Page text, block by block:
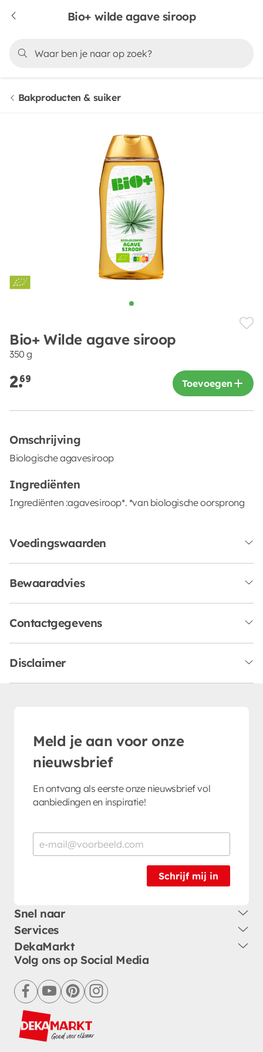
Bio+ wilde agave siroop
Bakproducten & suiker
Bio+ Wilde agave siroop
350 g
2.69 Toevoegen
Omschrijving
Biologische agavesiroop
Ingrediënten
Ingrediënten :agavesiroop*. *van biologische oorsprong
Voedingswaarden
Bewaaradvies
Contactgegevens
Disclaimer
Meld je aan voor onze
nieuwsbrief
En ontvang als eerste onze nieuwsbrief vol
aanbiedingen en inspiratie!
Schrijf mij in
Snel naar
Services
DekaMarkt
Volg ons op Social Media
facebookyoutubepinterestinstagram